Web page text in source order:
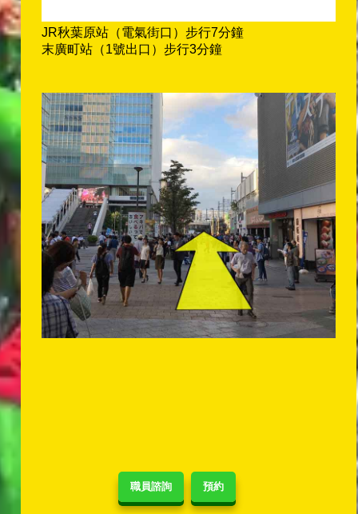
職員諮詢 預約
JR秋葉原站（電氣街口）步行7分鐘
末廣町站（1號出口）步行3分鐘